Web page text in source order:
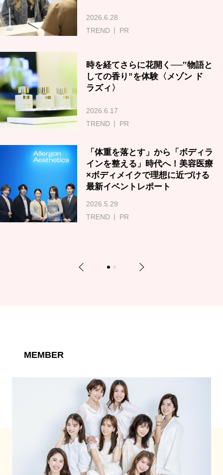
2026.6.28
TREND
PR
時を経てさらに花開く──‟物語と
しての香り”を体験〈メゾン ド
ラズィ〉
2026.6.17
TREND
PR
「体重を落とす」から「ボディラ
インを整える」時代へ！美容医療
×ボディメイクで理想に近づける
最新イベントレポート
2026.5.29
TREND
PR
Previous 1 2 Next
MEMBER